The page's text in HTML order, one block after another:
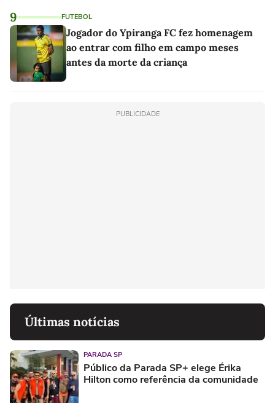
9 FUTEBOL
Jogador do Ypiranga FC fez homenagem
ao entrar com filho em campo meses
antes da morte da criança
PUBLICIDADE
Últimas notícias
PARADA SP
Público da Parada SP+ elege Érika
Hilton como referência da comunidade